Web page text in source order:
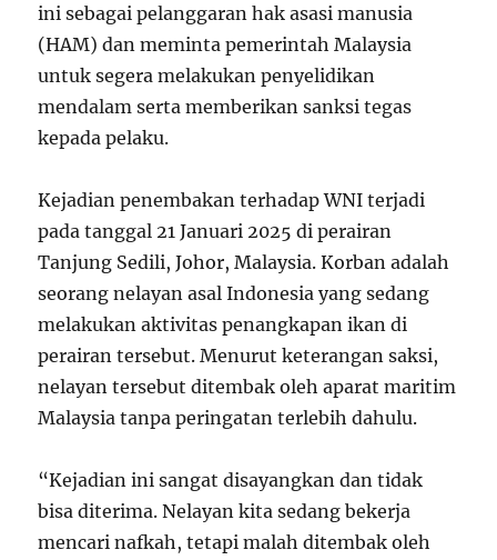
ini sebagai pelanggaran hak asasi manusia
(HAM) dan meminta pemerintah Malaysia
untuk segera melakukan penyelidikan
mendalam serta memberikan sanksi tegas
kepada pelaku.
Kejadian penembakan terhadap WNI terjadi
pada tanggal 21 Januari 2025 di perairan
Tanjung Sedili, Johor, Malaysia. Korban adalah
seorang nelayan asal Indonesia yang sedang
melakukan aktivitas penangkapan ikan di
perairan tersebut. Menurut keterangan saksi,
nelayan tersebut ditembak oleh aparat maritim
Malaysia tanpa peringatan terlebih dahulu.
“Kejadian ini sangat disayangkan dan tidak
bisa diterima. Nelayan kita sedang bekerja
mencari nafkah, tetapi malah ditembak oleh